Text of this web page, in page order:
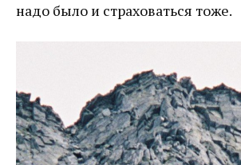
надо было и страховаться тоже.